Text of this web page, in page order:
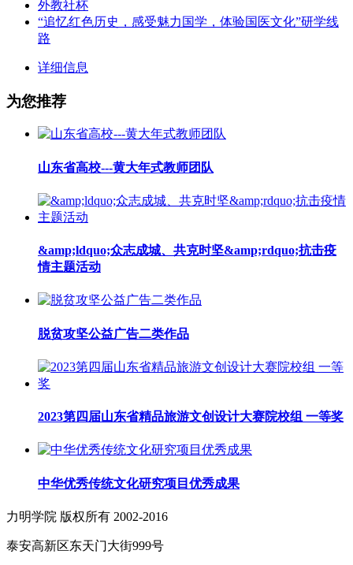
外教社杯
“追忆红色历史，感受魅力国学，体验国医文化”研学线
路
详细信息
为您推荐
山东省高校---黄大年式教师团队
&amp;ldquo;众志成城、共克时坚&amp;rdquo;抗击疫
情主题活动
脱贫攻坚公益广告二类作品
2023第四届山东省精品旅游文创设计大赛院校组 一等奖
中华优秀传统文化研究项目优秀成果
力明学院 版权所有 2002-2016
泰安高新区东天门大街999号